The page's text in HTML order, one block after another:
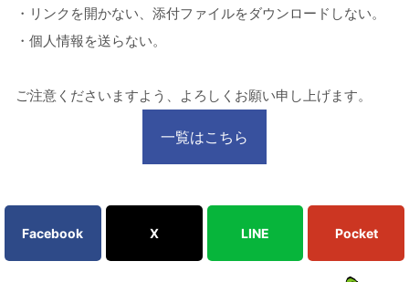
・リンクを開かない、添付ファイルをダウンロードしない。
・個人情報を送らない。
ご注意くださいますよう、よろしくお願い申し上げます。
一覧はこちら
Facebook X LINE Pocket